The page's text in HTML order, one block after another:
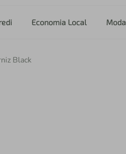
Economia Local Moda
Black